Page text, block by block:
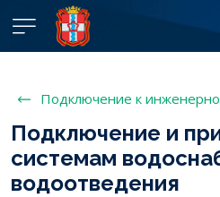
Подключение к
Подключение и
системам
водоотведения